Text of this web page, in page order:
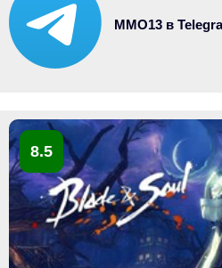
MMO13 в
8.5